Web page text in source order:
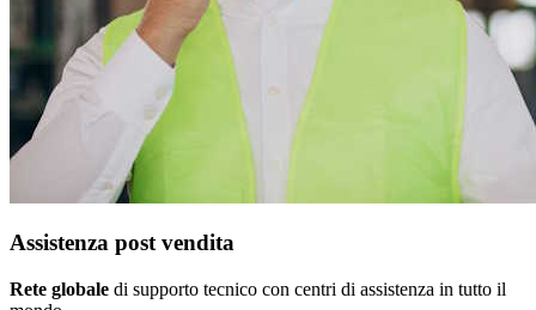
Assistenza post vendita
Rete globale di supporto tecnico con centri di assistenza in tutto il